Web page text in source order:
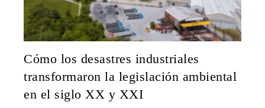
Cómo los desastres industriales
transformaron la legislación ambiental
en el siglo XX y XXI